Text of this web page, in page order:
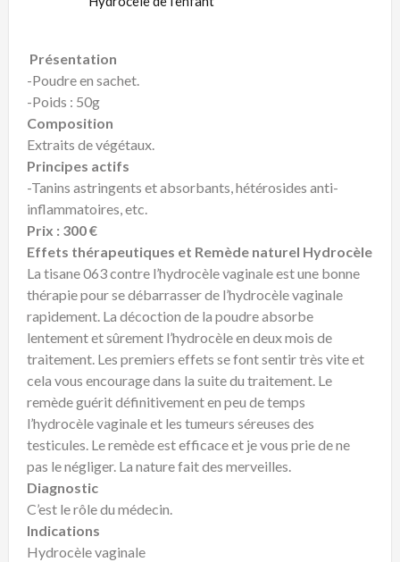
Présentation
-Poudre en sachet.
-Poids : 50g
Composition
Extraits de végétaux.
Principes actifs
-Tanins astringents et absorbants, hétérosides anti-
inflammatoires, etc.
Prix : 300 €
Effets thérapeutiques et Remède naturel Hydrocèle
La tisane 063 contre l’hydrocèle vaginale est une bonne
thérapie pour se débarrasser de l’hydrocèle vaginale
rapidement. La décoction de la poudre absorbe
lentement et sûrement l’hydrocèle en deux mois de
traitement. Les premiers effets se font sentir très vite et
cela vous encourage dans la suite du traitement. Le
remède guérit définitivement en peu de temps
l’hydrocèle vaginale et les tumeurs séreuses des
testicules. Le remède est efficace et je vous prie de ne
pas le négliger. La nature fait des merveilles.
Diagnostic
C’est le rôle du médecin.
Indications
Hydrocèle vaginale